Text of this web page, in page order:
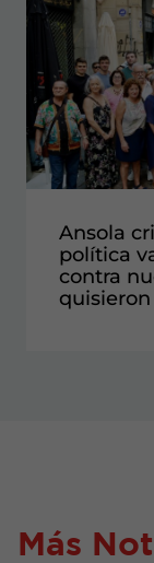
Ansola
política
contra
Más